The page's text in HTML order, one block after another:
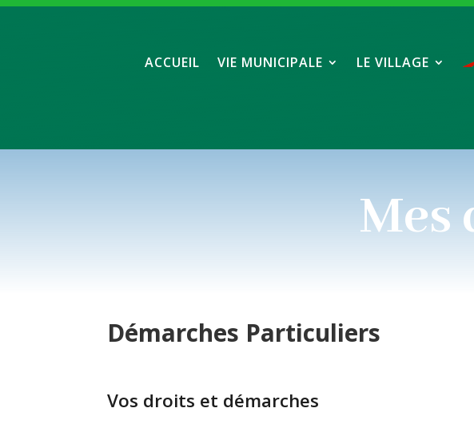
ACCUEIL VIE MUNICIPALE LE VILLAGE
Mes
Démarches Particuliers
Vos droits et démarches